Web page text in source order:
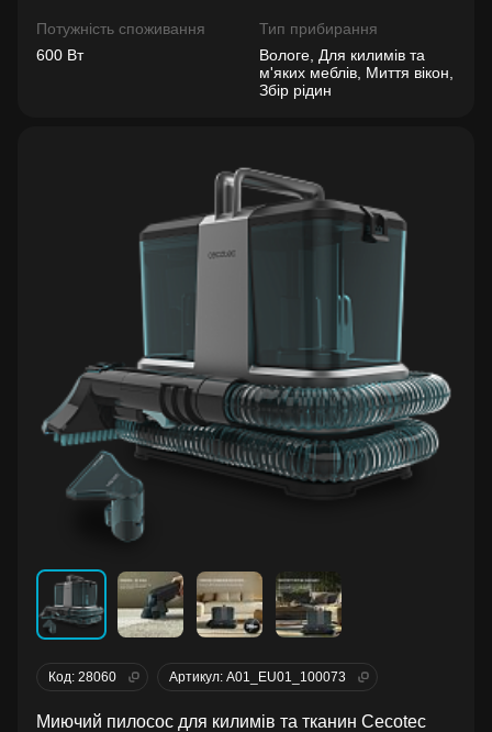
Потужність споживання
600 Вт
Тип прибирання
Вологе, Для килимів та
м'яких меблів, Миття вікон,
Збір рідин
Код: 28060 Артикул: A01_EU01_100073
Миючий пилосос для килимів та тканин Cecotec